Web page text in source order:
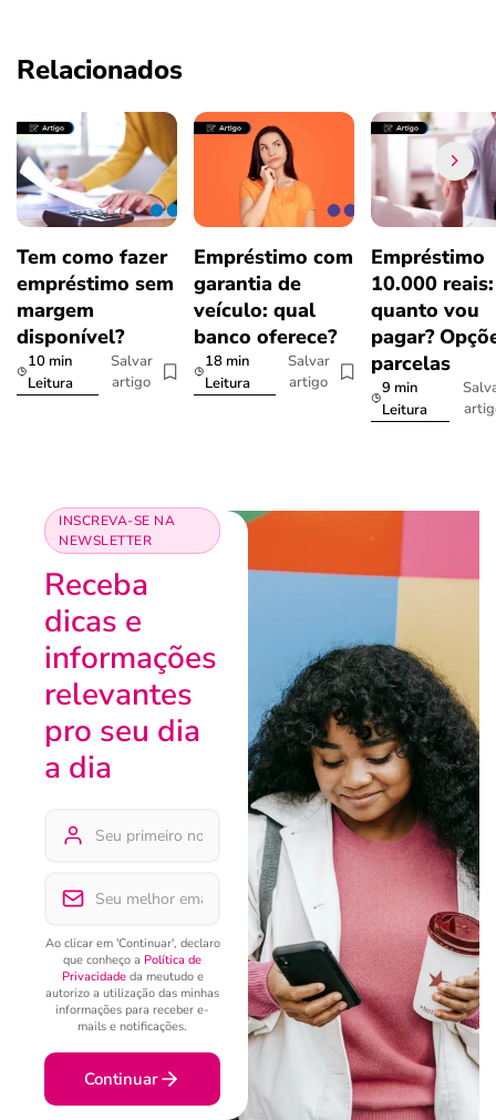
Relacionados
Tem como fazer
empréstimo sem
margem
disponível?
10 min
Leitura
Salvar
artigo
Empréstimo com
garantia de
veículo: qual
banco oferece?
18 min
Leitura
Salvar
artigo
Empréstimo
10.000 reais:
quanto vou
pagar?
parcelas
9 min
Leitura
INSCREVA-SE NA
NEWSLETTER
Receba
dicas e
informações
relevantes
pro seu dia
a dia
Ao clicar em 'Continuar', declaro
que conheço a Política de
Privacidadeda meutudo e
autorizo a utilização das minhas
informações para receber e-
mails e notificações.
Continuar